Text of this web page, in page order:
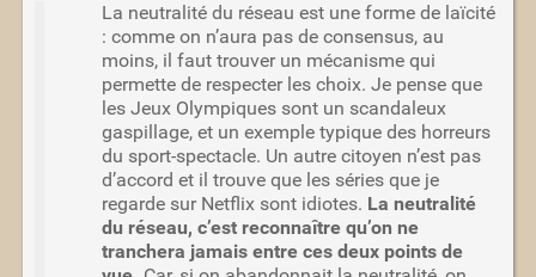
La neutralité du réseau est une forme de laïcité
: comme on n’aura pas de consensus, au
moins, il faut trouver un mécanisme qui
permette de respecter les choix. Je pense que
les Jeux Olympiques sont un scandaleux
gaspillage, et un exemple typique des horreurs
du sport-spectacle. Un autre citoyen n’est pas
d’accord et il trouve que les séries que je
regarde sur Netflix sont idiotes. La neutralité
du réseau, c’est reconnaître qu’on ne
tranchera jamais entre ces deux points de